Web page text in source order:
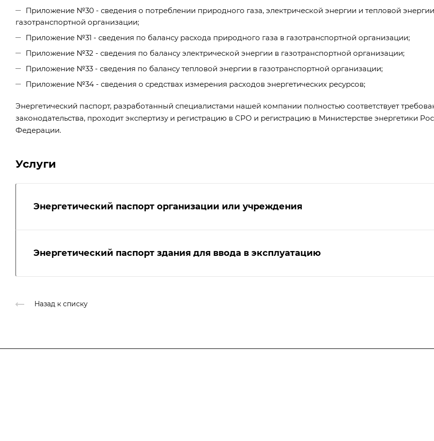
Приложение №30 - сведения о потреблении природного газа, электрической энергии и тепловой
газотранспортной организации;
Приложение №31 - сведения по балансу расхода природного газа в газотранспортной организации;
Приложение №32 - сведения по балансу электрической энергии в газотранспортной организации;
Приложение №33 - сведения по балансу тепловой энергии в газотранспортной организации;
Приложение №34 - сведения о средствах измерения расходов энергетических ресурсов;
Энергетический паспорт, разработанный специалистами нашей компании полностью соответствует
законодательства, проходит экспертизу и регистрацию в СРО и регистрацию в Министерстве энергетики
Федерации.
Услуги
Энергетический паспорт организации или учреждения
Энергетический паспорт здания для ввода в эксплуатацию
Назад к списку